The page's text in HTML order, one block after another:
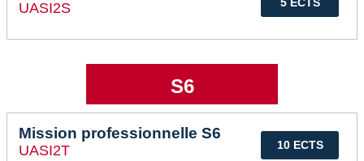
UASI2S
S6
10 ECTS
Mission professionnelle S6
UASI2T